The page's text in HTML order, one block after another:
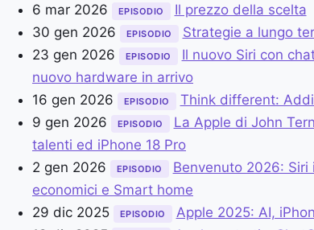
6 mar 2026
EPISODIO
Il prezzo della scelta
30 gen 2026
EPISODIO
Strategie a lungo
23 gen 2026
EPISODIO
Il nuovo Siri con
nuovo hardware in arrivo
16 gen 2026
EPISODIO
Think different:
9 gen 2026
EPISODIO
La Apple di John
talenti ed iPhone 18 Pro
2 gen 2026
EPISODIO
Benvenuto 2026:
economici e Smart home
29 dic 2025
EPISODIO
Apple 2025: AI,